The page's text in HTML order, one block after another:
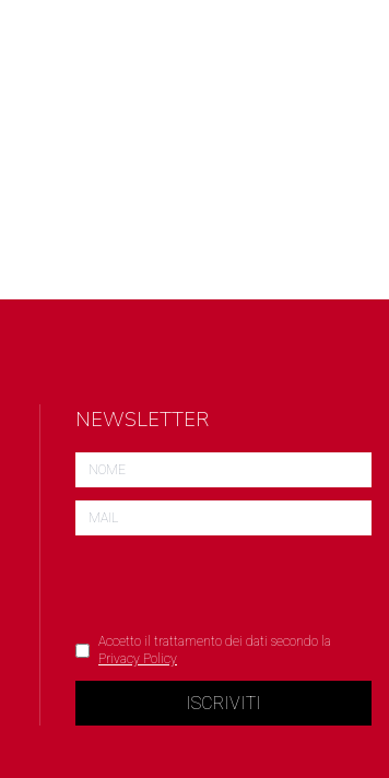
NEWSLETTER
Accetto il trattamento dei dati secondo la
Privacy Policy
ISCRIVITI